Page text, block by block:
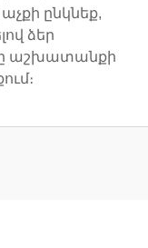
ընկնեք,
ձեր
աշխատանքի